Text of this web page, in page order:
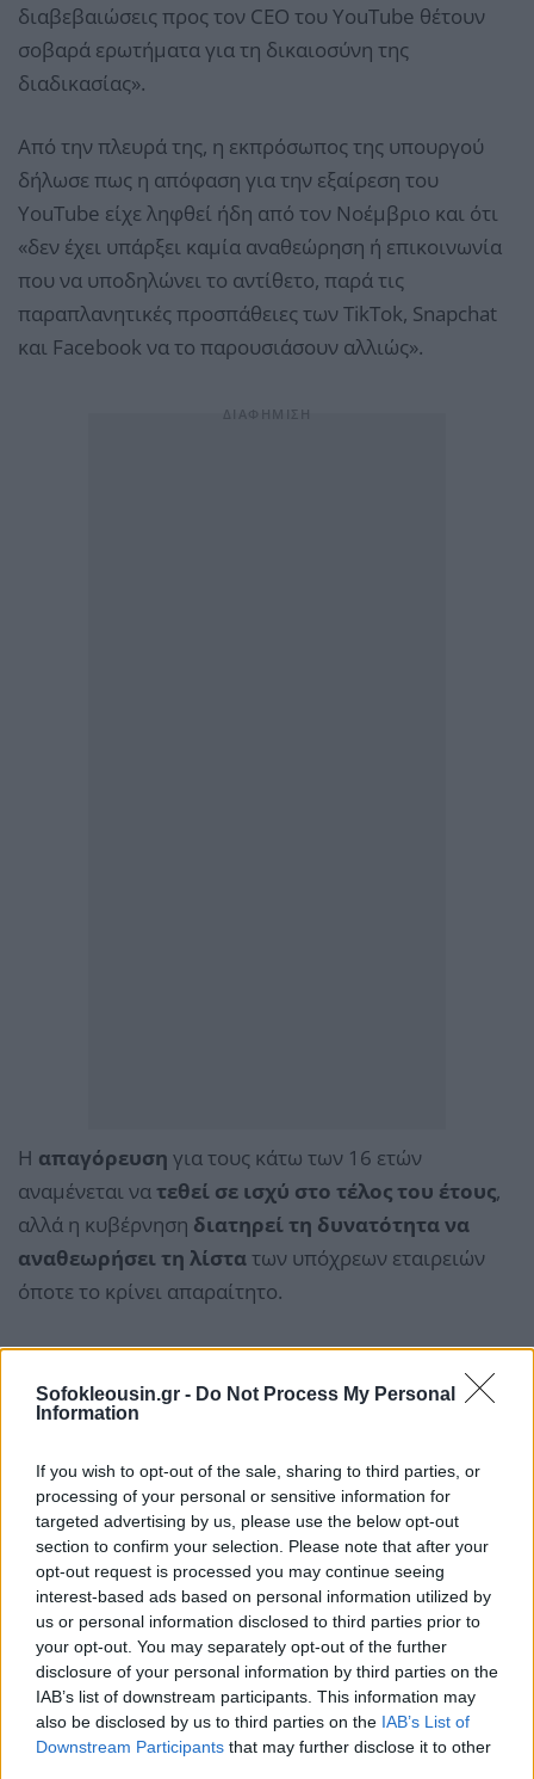
Sofokleousin.gr - Do Not Process My Personal
Information
If you wish to opt-out of the sale, sharing to third parties, or
processing of your personal or sensitive information for
targeted advertising by us, please use the below opt-out
section to confirm your selection. Please note that after your
opt-out request is processed you may continue seeing
interest-based ads based on personal information utilized by
us or personal information disclosed to third parties prior to
your opt-out. You may separately opt-out of the further
disclosure of your personal information by third parties on the
IAB’s list of downstream participants. This information may
also be disclosed by us to third parties on the IAB’s List of
Downstream Participants that may further disclose it to other
διαβεβαιώσεις προς τον CEO του YouTube θέτουν
σοβαρά ερωτήματα για τη δικαιοσύνη της
διαδικασίας».
Από την πλευρά της, η εκπρόσωπος της υπουργού
δήλωσε πως η απόφαση για την εξαίρεση του
YouTube είχε ληφθεί ήδη από τον Νοέμβριο και ότι
«δεν έχει υπάρξει καμία αναθεώρηση ή επικοινωνία
που να υποδηλώνει το αντίθετο, παρά τις
παραπλανητικές προσπάθειες των TikTok, Snapchat
και Facebook να το παρουσιάσουν αλλιώς».
Η απαγόρευση για τους κάτω των 16 ετών
αναμένεται νατεθεί σε ισχύ στο τέλος του έτους,
αλλά η κυβέρνηση διατηρεί τη δυνατότητα να
αναθεωρήσει τη λίστατων υπόχρεων εταιρειών
όποτε το κρίνει απαραίτητο.
Ετικέτες Social Media Αυστραλία youtube
meta